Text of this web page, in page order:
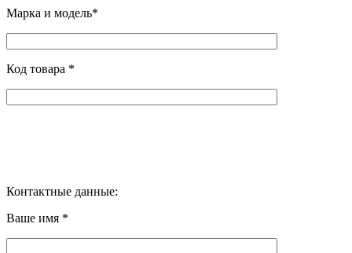
Марка и модель*
Код товара *
Контактные данные:
Ваше имя *